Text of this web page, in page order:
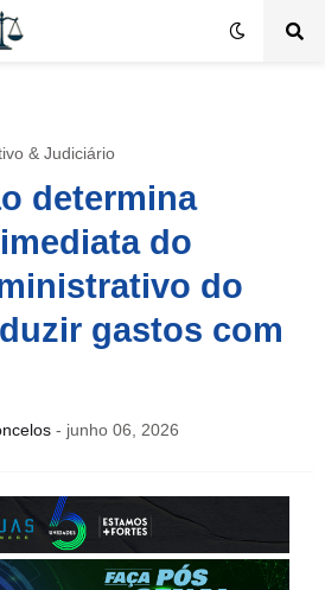
& Judiciário
determina
do
do
gastos com
- junho 06, 2026